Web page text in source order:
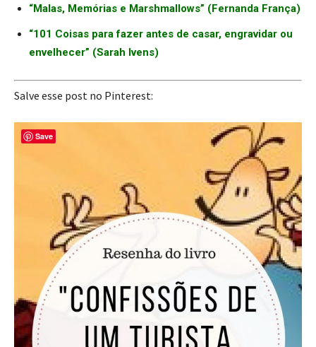
“Malas, Memórias e Marshmallows” (Fernanda França)
“101 Coisas para fazer antes de casar, engravidar ou
envelhecer” (Sarah Ivens)
Salve esse post no Pinterest:
Save